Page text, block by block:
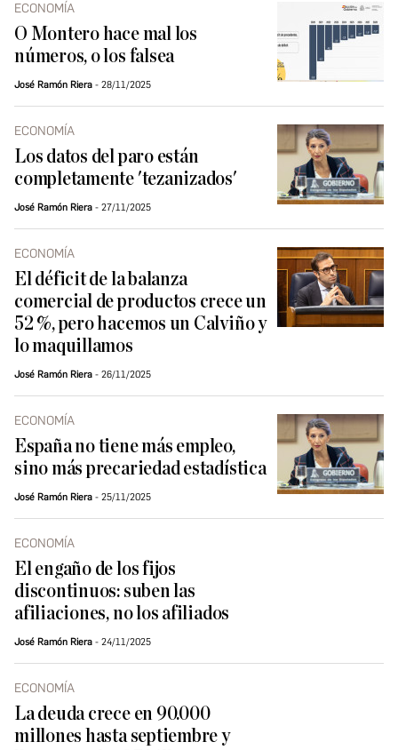
ECONOMÍA
O Montero hace mal los
números, o los falsea
José Ramón Riera 28/11/2025
ECONOMÍA
Los datos del paro están
completamente 'tezanizados'
José Ramón Riera 27/11/2025
ECONOMÍA
El déficit de la balanza
comercial de productos crece un
52 %, pero hacemos un Calviño y
lo maquillamos
José Ramón Riera 26/11/2025
ECONOMÍA
España no tiene más empleo,
sino más precariedad estadística
José Ramón Riera 25/11/2025
ECONOMÍA
El engaño de los fijos
discontinuos: suben las
afiliaciones, no los afiliados
José Ramón Riera 24/11/2025
ECONOMÍA
La deuda crece en 90.000
millones hasta septiembre y